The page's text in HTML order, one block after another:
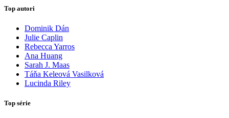
Top autori
Dominik Dán
Julie Caplin
Rebecca Yarros
Ana Huang
Sarah J. Maas
Táňa Keleová Vasilková
Lucinda Riley
Top série